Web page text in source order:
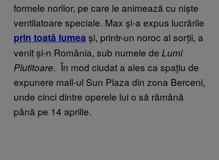
formele norilor, pe care le animează cu niște
ventilatoare speciale. Max și-a expus lucrările
prin toată lumea și, printr-un noroc al sorții, a
venit și-n România, sub numele de Lumi
Plutitoare. În mod ciudat a ales ca spațiu de
expunere mall-ul Sun Plaza din zona Berceni,
unde cinci dintre operele lui o să rămână
până pe 14 aprilie.